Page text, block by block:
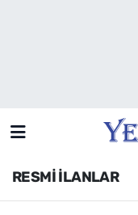
RESMİ İLANLAR
Siyaset